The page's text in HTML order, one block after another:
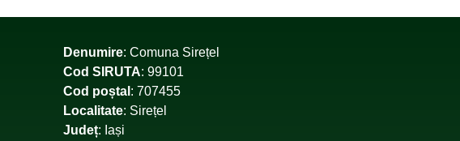
Denumire: Comuna Sirețel
Cod SIRUTA: 99101
Cod poștal : 707455
Localitate: Sirețel
Județ: Iași